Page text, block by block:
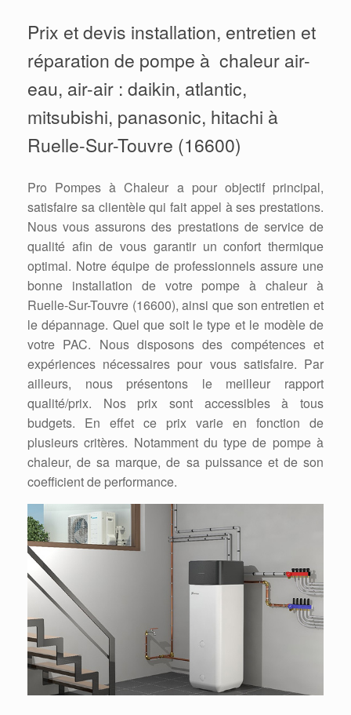
Prix et devis installation, entretien et
réparation de pompe à chaleur air-
eau, air-air : daikin, atlantic,
mitsubishi, panasonic, hitachi à
Ruelle-Sur-Touvre (16600)
Pro Pompes à Chaleur a pour objectif principal,
satisfaire sa clientèle qui fait appel à ses prestations.
Nous vous assurons des prestations de service de
qualité afin de vous garantir un confort thermique
optimal. Notre équipe de professionnels assure une
bonne installation de votre pompe à chaleur à
Ruelle-Sur-Touvre (16600), ainsi que son entretien et
le dépannage. Quel que soit le type et le modèle de
votre PAC. Nous disposons des compétences et
expériences nécessaires pour vous satisfaire. Par
ailleurs, nous présentons le meilleur rapport
qualité/prix. Nos prix sont accessibles à tous
budgets. En effet ce prix varie en fonction de
plusieurs critères. Notamment du type de pompe à
chaleur, de sa marque, de sa puissance et de son
coefficient de performance.